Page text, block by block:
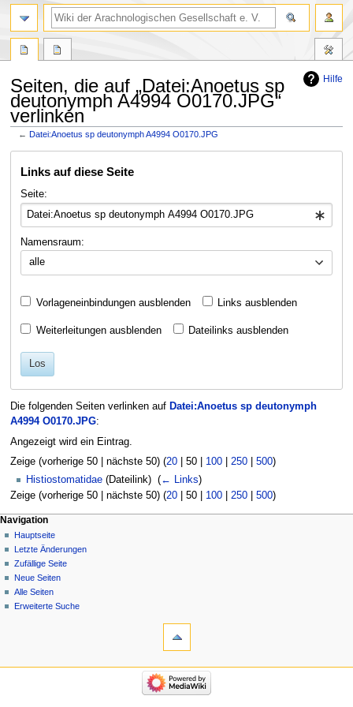
Hilfe
Seiten, die auf „Datei:Anoetus sp
deutonymph A4994 O0170.JPG“
verlinken
←Datei:Anoetus sp deutonymph A4994 O0170.JPG
Navigation
Suche
Links auf diese Seite
Seite:
Namensraum:
alle
Vorlageneinbindungen ausblenden Links ausblenden
Weiterleitungen ausblenden Dateilinks ausblenden
Los
Die folgenden Seiten verlinken auf Datei:Anoetus sp deutonymph
A4994 O0170.JPG:
Angezeigt wird ein Eintrag.
Zeige (vorherige 50| nächste 50) (20| 50| 100| 250| 500)
Histiostomatidae (Dateilink) ‎ (← Links)
Zeige (vorherige 50| nächste 50) (20| 50| 100| 250| 500)
Navigation
Hauptseite
Letzte Änderungen
Zufällige Seite
Neue Seiten
Alle Seiten
Erweiterte Suche